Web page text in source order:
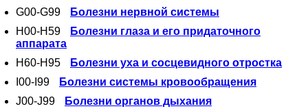
G00-G99
Болезни нервной системы
H00-H59
Болезни глаза и его придаточного
аппарата
H60-H95
Болезни уха и сосцевидного отростка
I00-I99
Болезни системы кровообращения
J00-J99
Болезни органов дыхания